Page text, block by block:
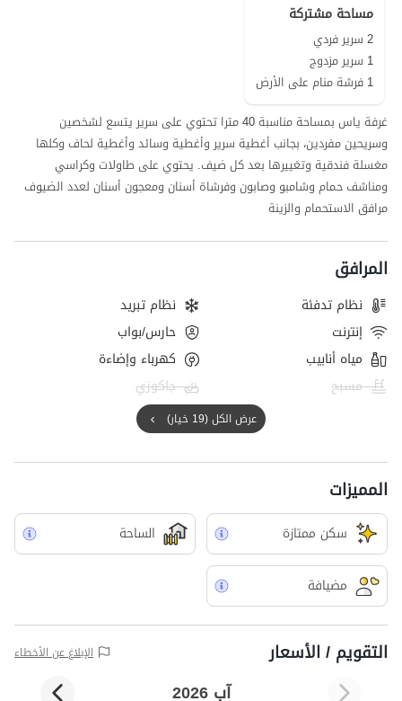
من مكان الإقامة لتلبية احتياجاتهم اليومية.
فاي المجانية.
تعد مدينة شيراز التاريخية والأدبية، بفضل معالمها السياحية الفريدة، وجهة
للعديد من السياح. حديقة عفيف آباد، ومجمع زندية، وبوابة القرآن، ومجمع
تخت جمشيد، وحافظية ليست سوى جزء من معالم هذه المدينة السياحية.
مساحة مشتركة
2 سرير فردي
1 سرير مزدوج
1 فرشة منام على الأرض
غرفة ياس بمساحة مناسبة 40 مترا تحتوي على سرير يتسع لشخصين
وسريحين مفردين، بجانب أغطية سرير وأغطية وسائد وأغطية لحاف وكلها
مغسلة فندقية وتغييرها بعد كل ضيف. يحتوي على طاولات وكراسي
ومناشف حمام وشامبو وصابون وفرشاة أسنان ومعجون أسنان لعدد الضيوف
مرافق الاستحمام والزينة
المرافق
نظام تدفئة
نظام تبريد
إنترنت
حارس/بواب
مياه أنابيب
كهرباء وإضاءة
مسبح
جاكوزي
عرض الكل (19 خيار)
المميزات
سکن ممتازة الساحة
مضيافة
التقويم / الأسعار الإبلاغ عن الأخطاء
آب 2026